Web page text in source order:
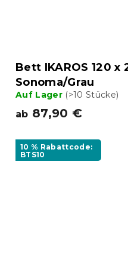
Bett IKAROS 120 x
Sonoma/Grau
Auf Lager (>10 Stücke)
ab 87,90 €
10 % Rabattcode:
BTS10